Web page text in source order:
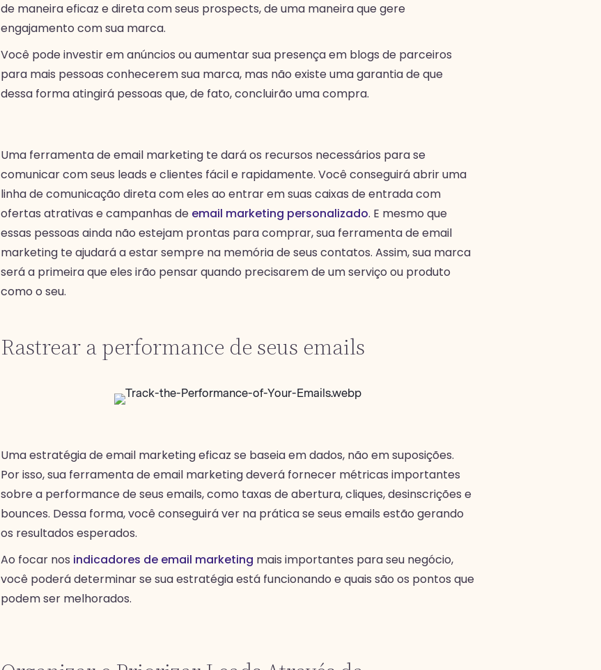
de maneira eficaz e direta com seus prospects, de uma maneira que gere
engajamento com sua marca.
Você pode investir em anúncios ou aumentar sua presença em blogs de parceiros
para mais pessoas conhecerem sua marca, mas não existe uma garantia de que
dessa forma atingirá pessoas que, de fato, concluirão uma compra.
Uma ferramenta de email marketing te dará os recursos necessários para se
comunicar com seus leads e clientes fácil e rapidamente. Você conseguirá abrir uma
linha de comunicação direta com eles ao entrar em suas caixas de entrada com
ofertas atrativas e campanhas de email marketing personalizado. E mesmo que
essas pessoas ainda não estejam prontas para comprar, sua ferramenta de email
marketing te ajudará a estar sempre na memória de seus contatos. Assim, sua marca
será a primeira que eles irão pensar quando precisarem de um serviço ou produto
como o seu.
Rastrear a performance de seus emails
Uma estratégia de email marketing eficaz se baseia em dados, não em suposições.
Por isso, sua ferramenta de email marketing deverá fornecer métricas importantes
sobre a performance de seus emails, como taxas de abertura, cliques, desinscrições e
bounces. Dessa forma, você conseguirá ver na prática se seus emails estão gerando
os resultados esperados.
Ao focar nos indicadores de email marketing mais importantes para seu negócio,
você poderá determinar se sua estratégia está funcionando e quais são os pontos que
podem ser melhorados.